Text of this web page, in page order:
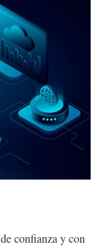
confianza y con